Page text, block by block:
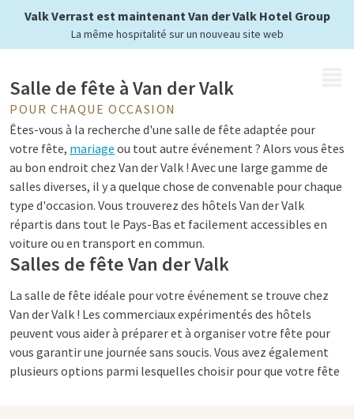
Valk Verrast est maintenant Van der Valk Hotel Group
La même hospitalité sur un nouveau site web
chez Van der Valk
Salle de fête à Van der Valk
POUR CHAQUE OCCASION
Êtes-vous à la recherche d'une salle de fête adaptée pour
votre fête, mariage ou tout autre événement ? Alors vous êtes
au bon endroit chez Van der Valk ! Avec une large gamme de
salles diverses, il y a quelque chose de convenable pour chaque
type d'occasion. Vous trouverez des hôtels Van der Valk
répartis dans tout le Pays-Bas et facilement accessibles en
voiture ou en transport en commun.
Salles de fête Van der Valk
La salle de fête idéale pour votre événement se trouve chez
Van der Valk ! Les commerciaux expérimentés des hôtels
peuvent vous aider à préparer et à organiser votre fête pour
vous garantir une journée sans soucis. Vous avez également
plusieurs options parmi lesquelles choisir pour que votre fête